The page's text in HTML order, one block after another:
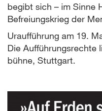
begibt sich – im Sinne
Befreiungskrieg der
Uraufführung am 19.
Die Aufführungsrechte
bühne, Stuttgart.